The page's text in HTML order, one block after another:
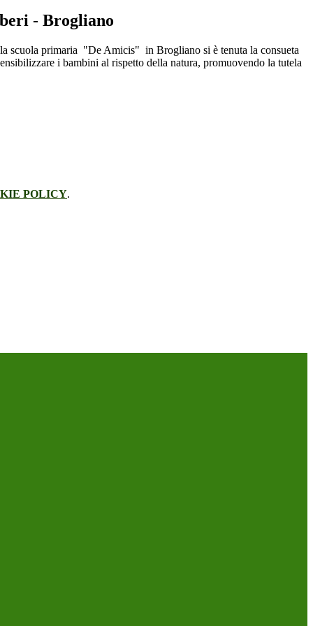
- Brogliano
scuola primaria "De Amicis" in Brogliano si è tenuta la consueta
i bambini al rispetto della natura, promuovendo la tutela
POLICY.